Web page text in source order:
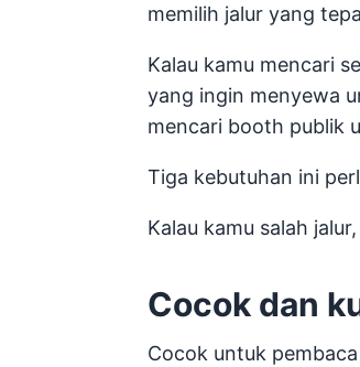
memilih jalur yang
Kalau kamu mencari
yang ingin menyewa
mencari booth publik
Tiga kebutuhan ini
Kalau kamu salah
Cocok dan
Cocok untuk